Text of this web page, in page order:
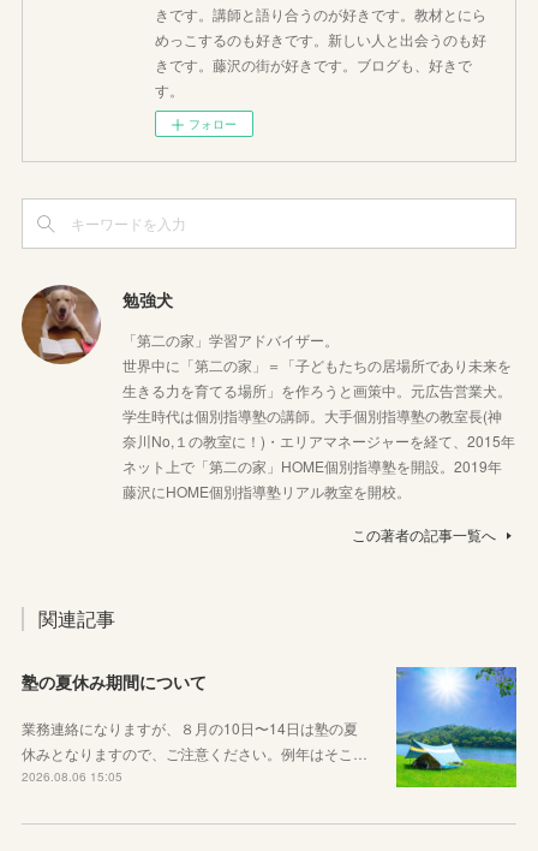
きです。講師と語り合うのが好きです。教材とにら
めっこするのも好きです。新しい人と出会うのも好
きです。藤沢の街が好きです。ブログも、好きで
す。
フォロー
勉強犬
「第二の家」学習アドバイザー。
世界中に「第二の家」＝「子どもたちの居場所であり未来を
生きる力を育てる場所」を作ろうと画策中。元広告営業犬。
学生時代は個別指導塾の講師。大手個別指導塾の教室長(神
奈川No,１の教室に！)・エリアマネージャーを経て、2015年
ネット上で「第二の家」HOME個別指導塾を開設。2019年
藤沢にHOME個別指導塾リアル教室を開校。
この著者の記事一覧へ
関連記事
塾の夏休み期間について
業務連絡になりますが、８月の10日〜14日は塾の夏
休みとなりますので、ご注意ください。例年はそこ…
2026.08.06 15:05